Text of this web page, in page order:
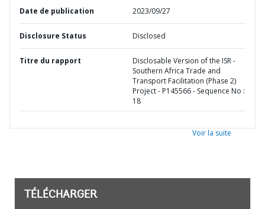
Date de publication 2023/09/27
Disclosure Status Disclosed
Titre du rapport
Disclosable Version of the ISR -
Southern Africa Trade and
Transport Facilitation (Phase 2)
Project - P145566 - Sequence No :
18
Voir la suite
TÉLÉCHARGER